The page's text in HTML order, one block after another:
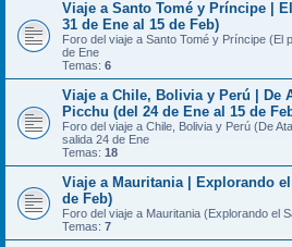
Viaje a Santo Tomé y Príncipe |
31 de Ene al 15 de Feb)
Foro del viaje a Santo Tomé y Príncipe (El
de Ene
Temas: 6
Viaje a Chile, Bolivia y Perú | De
Picchu (del 24 de Ene al 15 de
Foro del viaje a Chile, Bolivia y Perú (De
salida 24 de Ene
Temas: 18
Viaje a Mauritania | Explorando
de Feb)
Foro del viaje a Mauritania (Explorando el
Temas: 7